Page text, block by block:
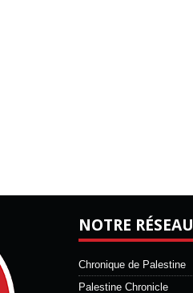
NOTRE RÉSEAU
Chronique de Palestine
Palestine Chronicle